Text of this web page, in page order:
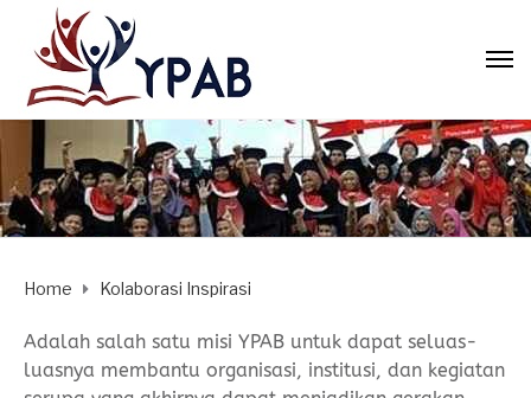
Home Kolaborasi Inspirasi
Adalah salah satu misi YPAB untuk dapat seluas-
luasnya membantu organisasi, institusi, dan kegiatan